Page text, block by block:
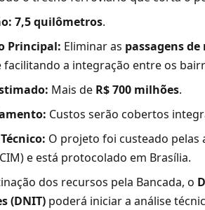
7,5 quilômetros.
Principal: Eliminar as passagens de
facilitando a integração entre os
Mais de R$ 700 milhões.
Custos serão cobertos
O projeto foi custeado pelas
e está protocolado em Brasília.
dos recursos pela Bancada, o
(DNIT) poderá iniciar a análise